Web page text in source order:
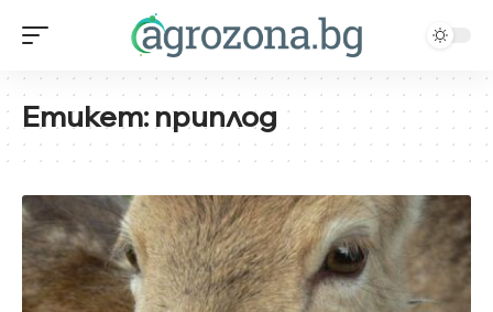
Етикет:приплод